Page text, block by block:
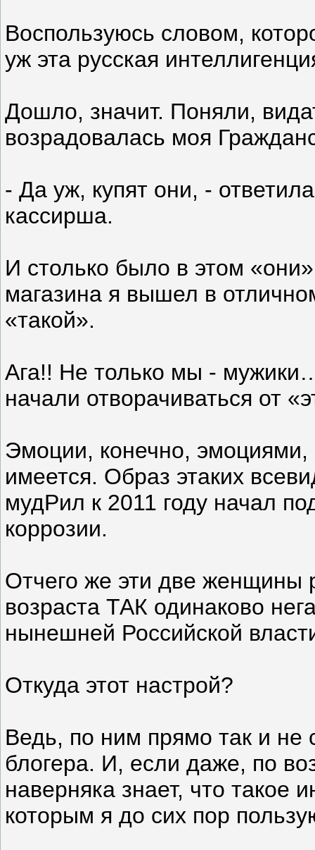
Воспользуюсь словом,
уж эта русская
Дошло, значит. Поняли,
возрадовалась моя
- Да уж, купят они, -
кассирша.
И столько было в этом
магазина я вышел в
«такой».
Ага!! Не только мы -
начали отворачиваться от
Эмоции, конечно,
имеется. Образ этаких
мудРил к 2011 году начал
коррозии.
Отчего же эти две женщины
возраста ТАК одинаково
нынешней Российской
Откуда этот настрой?
Ведь, по ним прямо так и
блогера. И, если даже, по
наверняка знает, что такое
которым я до сих пор